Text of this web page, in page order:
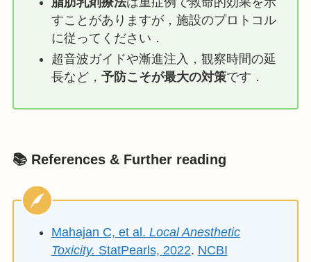
すことがありますが，施設のプロトコル
に従ってください．
超音波ガイドや漸進注入，観察時間の延
長など， 予防こそが最大の対策です．
📚 References & Further reading
Mahajan C, et al. Local Anesthetic
Toxicity. StatPearls, 2022. NCBI